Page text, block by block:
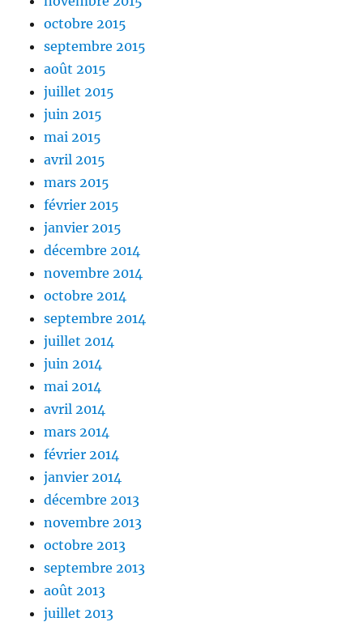
octobre 2015
septembre 2015
août 2015
juillet 2015
juin 2015
mai 2015
avril 2015
mars 2015
février 2015
janvier 2015
décembre 2014
novembre 2014
octobre 2014
septembre 2014
juillet 2014
juin 2014
mai 2014
avril 2014
mars 2014
février 2014
janvier 2014
décembre 2013
novembre 2013
octobre 2013
septembre 2013
août 2013
juillet 2013